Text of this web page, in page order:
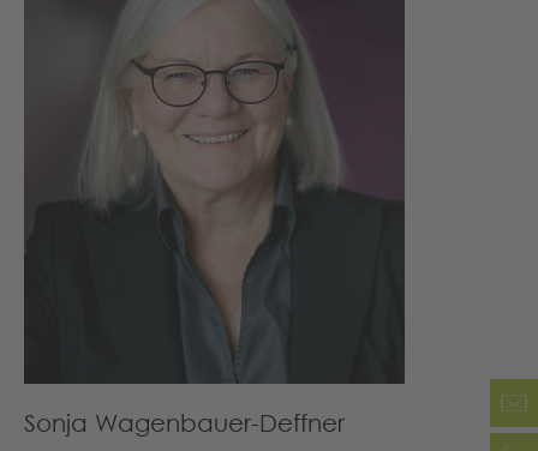
Sonja Wagenbauer-Deffner